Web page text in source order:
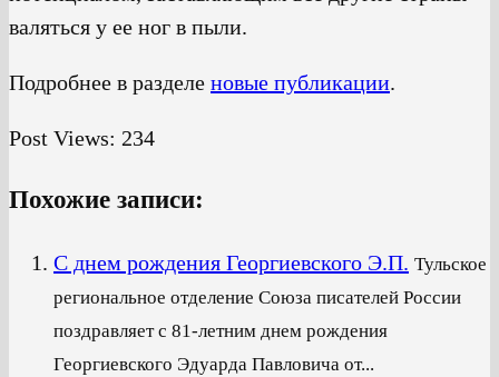
валяться у ее ног в пыли.
Подробнее в разделе новые публикации.
Post Views: 234
Похожие записи:
С днем рождения Георгиевского Э.П. Тульское
региональное отделение Союза писателей России
поздравляет с 81-летним днем рождения
Георгиевского Эдуарда Павловича от...